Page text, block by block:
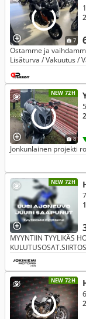
7
Ostamme ja
Lisäturva / Vakuutus /
NEW 72H
8
NEW 72H
MYYNTIIN TYYLIKÄS
NEW 72H